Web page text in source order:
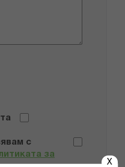
X
с
за